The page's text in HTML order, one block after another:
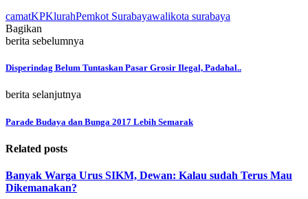
camatKPKlurahPemkot Surabayawalikota surabaya
Bagikan
berita sebelumnya
Disperindag Belum Tuntaskan Pasar Grosir Ilegal, Padahal..
berita selanjutnya
Parade Budaya dan Bunga 2017 Lebih Semarak
Related posts
Banyak Warga Urus SIKM, Dewan: Kalau sudah Terus Mau
Dikemanakan?